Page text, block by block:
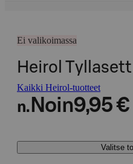
Ei valikoimassa
Heirol
Kaikki Heirol-tuotteet
n. Noin9,95 €
Valitse